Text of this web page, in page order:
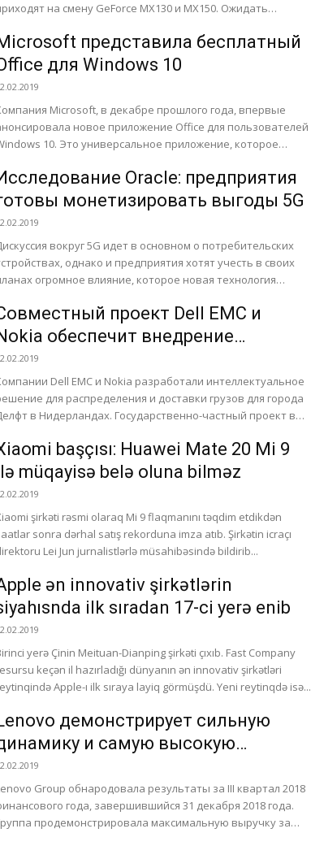
на смену GeForce MX130 и MX150. Ожидать
представила бесплатный
для Windows 10
Microsoft, в декабре прошлого года, впервые
новое приложение Office для пользователей
10. Это универсальное приложение, которое
Oracle: предприятия
монетизировать выгоды 5G
вокруг 5G идет в основном о потребительских
однако и предприятия хотят учесть в своих
огромное влияние, которое новая технология
проект Dell EMC и
обеспечит внедрение
«цифрового города»
Dell EMC и Nokia разработали интеллектуальное
для распределения и доставки грузов для города
в Нидерландах. Государственно-частный проект в
başçısı: Huawei Mate 20 Mi 9
müqayisə belə oluna bilməz
şirkəti rəsmi olaraq Mi 9 flaqmanını təqdim etdikdən
sonra dərhal satış rekorduna imza atıb. Şirkətin icraçı
Lei Jun jurnalistlərlə müsahibəsində bildirib...
ən innovativ şirkətlərin
ilk sıradan 17-ci yerə enib
yerə Çinin Meituan-Dianping şirkəti çıxıb. Fast Company
keçən il hazırladığı dünyanın ən innovativ şirkətləri
Apple-ı ilk sıraya layiq görmüşdü. Yeni reytinqdə isə...
демонстрирует сильную
и самую высокую
выручку за последние
года, а также рекордную
прибыль
Group обнародовала результаты за III квартал 2018
года, завершившийся 31 декабря 2018 года.
продемонстрировала максимальную выручку за